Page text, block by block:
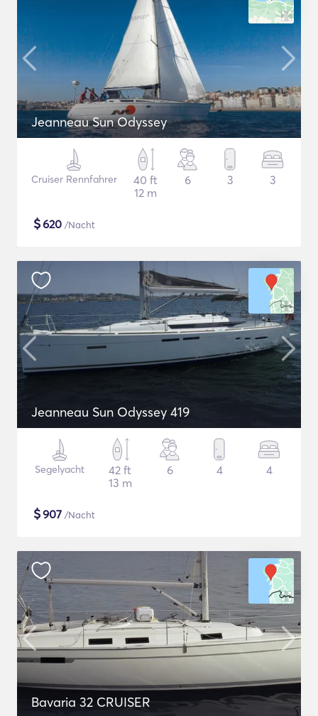
Jeanneau Sun Odyssey
Cruiser Rennfahrer
40 ft
12 m
6 3 3
$620 /Nacht
Jeanneau Sun Odyssey 419
Segelyacht
42 ft
13 m
6 4 4
$907 /Nacht
Bavaria 32 CRUISER